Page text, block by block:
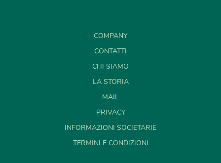
COMPANY
CONTATTI
CHI SIAMO
LA STORIA
MAIL
PRIVACY
INFORMAZIONI SOCIETARIE
TERMINI E CONDIZIONI